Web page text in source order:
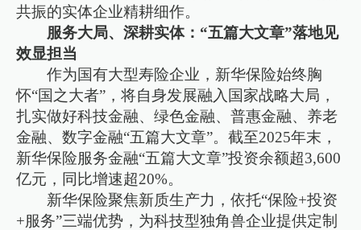
共振的实体企业精耕细作。
服务大局、深耕实体：“五篇大文章”落地见
效显担当
作为国有大型寿险企业，新华保险始终胸
怀“国之大者”，将自身发展融入国家战略大局，
扎实做好科技金融、绿色金融、普惠金融、养老
金融、数字金融“五篇大文章”。截至2025年末，
新华保险服务金融“五篇大文章”投资余额超3,600
亿元，同比增速超20%。
新华保险聚焦新质生产力，依托“保险+投资
+服务”三端优势，为科技型独角兽企业提供定制